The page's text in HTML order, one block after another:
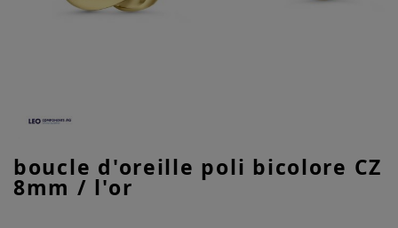
boucle d'oreille poli bicolore CZ
8mm / l'or
to
the
beginning